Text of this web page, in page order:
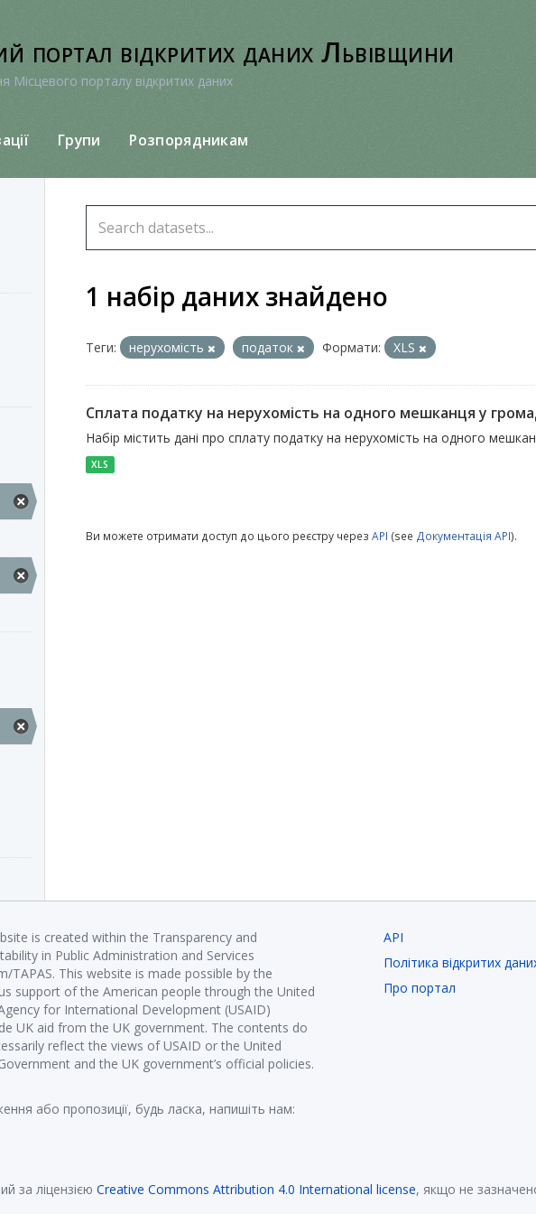
портал відкритих даних Львівщини
Місцевого порталу відкритих даних
Групи Розпорядникам
1 набір даних знайдено
Теги: нерухомість податок Формати: XLS
Сплата податку на нерухомість на одного мешканця у
Набір містить дані про сплату податку на нерухомість на одного
XLS
Ви можете отримати доступ до цього реєстру через API (see Документація API).
is created within the Transparency and
in Public Administration and Services
TAPAS. This website is made possible by the
support of the American people through the United
for International Development (USAID)
UK aid from the UK government. The contents do
reflect the views of USAID or the United
and the UK government’s official policies.
або пропозиції, будь ласка, напишіть нам:
API
Політика відкритих
Про портал
за ліцензією Creative Commons Attribution 4.0 International license, якщо не